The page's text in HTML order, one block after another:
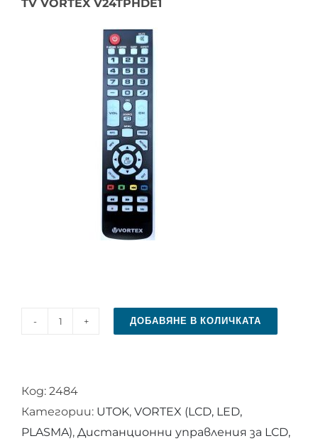
TV VORTEX V24TPHDE1
количество
управление
за
UTOK
ДОБАВЯНЕ В КОЛИЧКАТА
Код: 2484
Категории: UTOK, VORTEX (LCD, LED,
PLASMA), Дистанционни управления за LCD,